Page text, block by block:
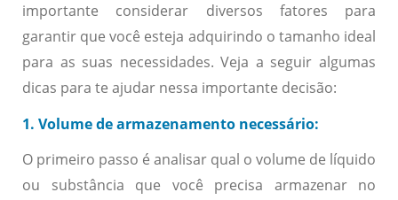
importante considerar diversos fatores para
garantir que você esteja adquirindo o tamanho ideal
para as suas necessidades. Veja a seguir algumas
dicas para te ajudar nessa importante decisão:
1. Volume de armazenamento necessário:
O primeiro passo é analisar qual o volume de líquido
ou substância que você precisa armazenar no